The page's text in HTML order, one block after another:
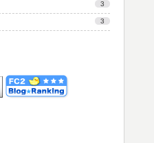
3
3